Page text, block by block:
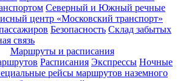
Северный и Южный речные
центр «Московский транспорт»
Безопасность Склад забытых
связь
Маршруты и расписания
Расписания Экспрессы Ночные
рейсы маршрутов наземного